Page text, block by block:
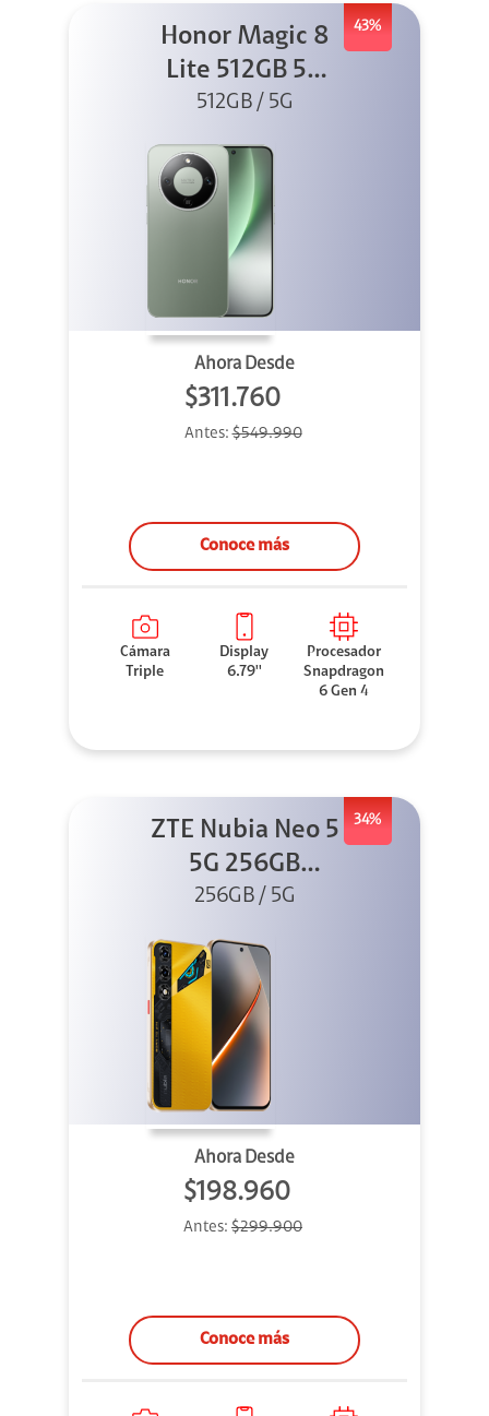
43%
Honor Magic 8
Lite 512GB 5G
Verde
512GB / 5G
Ahora Desde
$311.760
Antes:$549.990
Conoce más
Cámara
Triple
Display
6.79''
Procesador
Snapdragon
6 Gen 4
34%
ZTE Nubia Neo 5
5G 256GB
Dorado
256GB / 5G
Ahora Desde
$198.960
Antes: $299.900
Conoce más